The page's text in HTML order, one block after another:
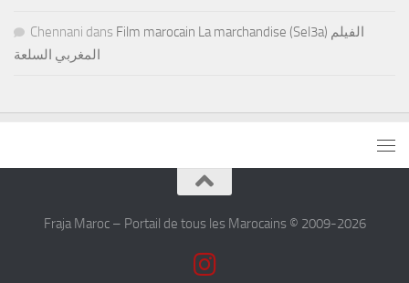
Chennani dans Film marocain La marchandise (Sel3a) الفيلم
المغربي السلعة
Fraja Maroc – Portail de tous les Marocains © 2009-2026